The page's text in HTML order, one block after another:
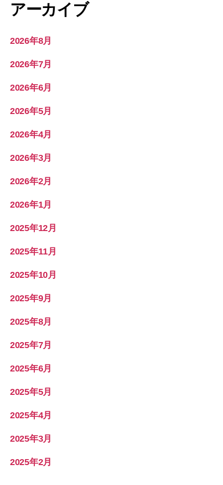
アーカイブ
2026年8月
2026年7月
2026年6月
2026年5月
2026年4月
2026年3月
2026年2月
2026年1月
2025年12月
2025年11月
2025年10月
2025年9月
2025年8月
2025年7月
2025年6月
2025年5月
2025年4月
2025年3月
2025年2月